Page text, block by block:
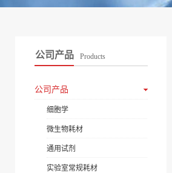
公司产品 Products
公司产品
细胞学
微生物耗材
通用试剂
实验室常规耗材